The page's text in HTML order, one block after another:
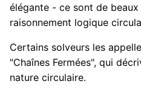
élégante - ce sont de
raisonnement logique
Certains solveurs les
"Chaînes Fermées", qui
nature circulaire.